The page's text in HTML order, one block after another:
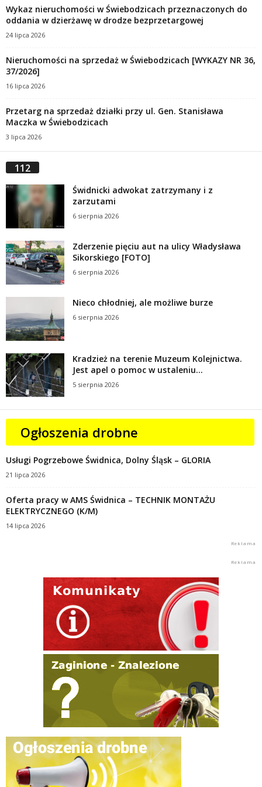
Wykaz nieruchomości w Świebodzicach przeznaczonych do
oddania w dzierżawę w drodze bezprzetargowej
24 lipca 2026
Nieruchomości na sprzedaż w Świebodzicach [WYKAZY NR 36,
37/2026]
16 lipca 2026
Przetarg na sprzedaż działki przy ul. Gen. Stanisława
Maczka w Świebodzicach
3 lipca 2026
112
Świdnicki adwokat zatrzymany i z
zarzutami
6 sierpnia 2026
Zderzenie pięciu aut na ulicy Władysława
Sikorskiego [FOTO]
6 sierpnia 2026
Nieco chłodniej, ale możliwe burze
6 sierpnia 2026
Kradzież na terenie Muzeum Kolejnictwa.
Jest apel o pomoc w ustaleniu...
5 sierpnia 2026
Ogłoszenia drobne
Usługi Pogrzebowe Świdnica, Dolny Śląsk – GLORIA
21 lipca 2026
Oferta pracy w AMS Świdnica – TECHNIK MONTAŻU
ELEKTRYCZNEGO (K/M)
14 lipca 2026